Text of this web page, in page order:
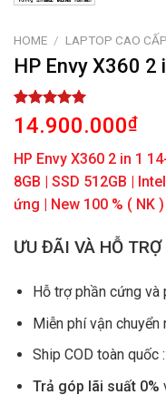
HOME / LAPTOP CAO
HP Envy X360
Rated5.00
out of 5
1
customer
rating
14.900.000₫
HP Envy X360 2 in 1
8GB | SSD 512GB |
ứng | New 100 % ( NK
ƯU ĐÃI VÀ HỖ
Hỗ trợ phần cứng
Miễn phí vận chuyển
Ship COD toàn quốc
Trả góp lãi suất 0%